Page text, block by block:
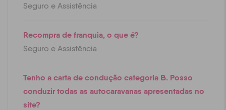
Seguro e Assistência
Recompra de franquia, o que é?
Seguro e Assistência
Tenho a carta de condução categoria B. Posso
conduzir todas as autocaravanas apresentadas no
site?